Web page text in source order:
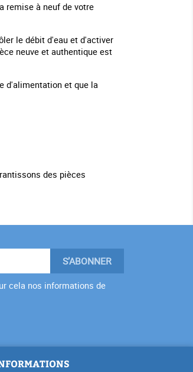
remise à neuf de votre
le débit d'eau et d'activer
neuve et authentique est
d'alimentation et que la
des pièces
cela nos informations de